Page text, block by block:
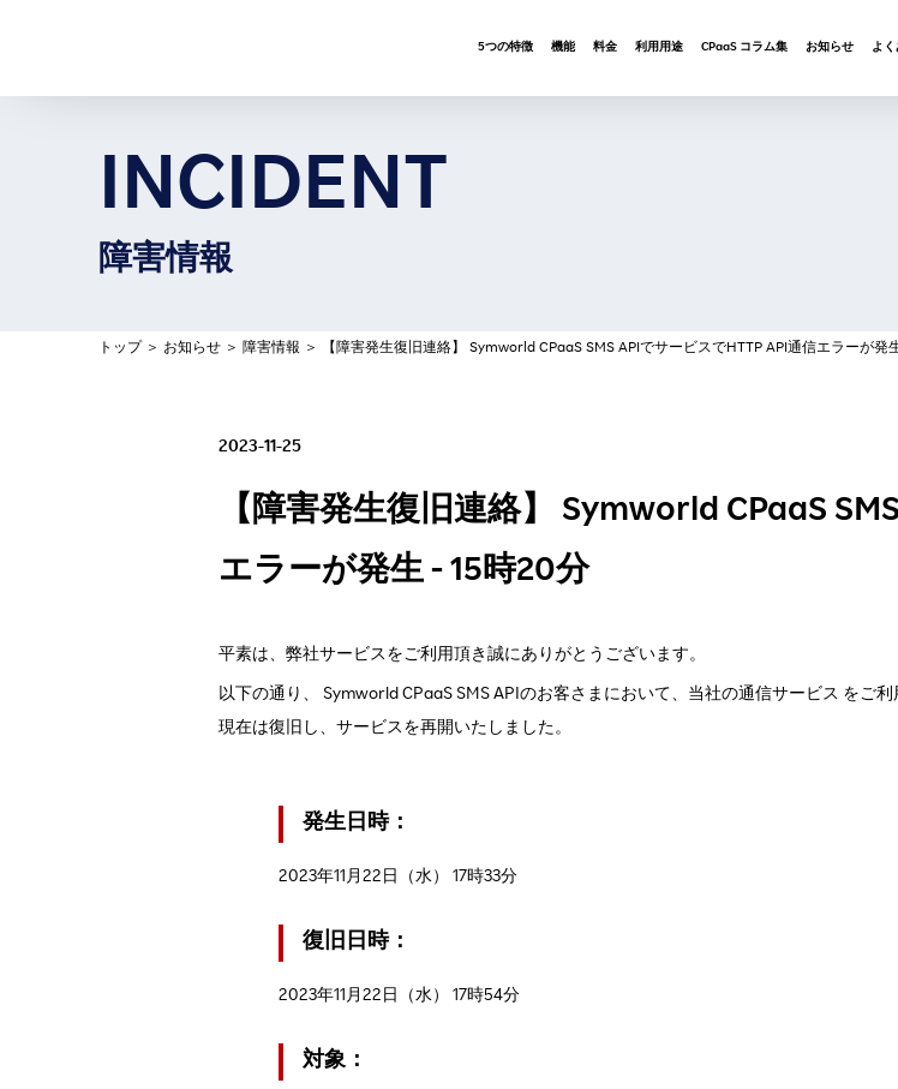
5つの特徴 機能 料金 利用用途 CPaaS コラム集 お知らせ よ
INCIDENT
障害情報
トップ ＞ お知らせ ＞ 障害情報 ＞ 【障害発生復旧連絡】 Symworld CPaaS SMS APIでサービスでHTTP API通信エラーが発
2023-11-25
【障害発生復旧連絡】 Symworld CPaaS
エラーが発生 - 15時20分
平素は、弊社サービスをご利用頂き誠にありがとうございます。
以下の通り、 Symworld CPaaS SMS APIのお客さまにおいて、当社の通信サービス をご
現在は復旧し、サービスを再開いたしました。
発生日時：
2023年11月22日（水） 17時33分
復旧日時：
2023年11月22日（水） 17時54分
対象：